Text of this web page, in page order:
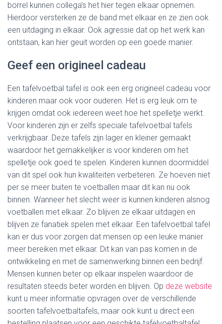
borrel kunnen collega’s het hier tegen elkaar opnemen.
Hierdoor versterken ze de band met elkaar en ze zien ook
een uitdaging in elkaar. Ook agressie dat op het werk kan
ontstaan, kan hier geuit worden op een goede manier.
Geef een origineel cadeau
Een tafelvoetbal tafel is ook een erg origineel cadeau voor
kinderen maar ook voor ouderen. Het is erg leuk om te
krijgen omdat ook iedereen weet hoe het spelletje werkt.
Voor kinderen zijn er zelfs speciale tafelvoetbal tafels
verkrijgbaar. Deze tafels zijn lager en kleiner gemaakt
waardoor het gemakkelijker is voor kinderen om het
spelletje ook goed te spelen. Kinderen kunnen doormiddel
van dit spel ook hun kwaliteiten verbeteren. Ze hoeven niet
per se meer buiten te voetballen maar dit kan nu ook
binnen. Wanneer het slecht weer is kunnen kinderen alsnog
voetballen met elkaar. Zo blijven ze elkaar uitdagen en
blijven ze fanatiek spelen met elkaar. Een tafelvoetbal tafel
kan er dus voor zorgen dat mensen op een leuke manier
meer bereiken met elkaar. Dit kan van pas komen in de
ontwikkeling en met de samenwerking binnen een bedrijf.
Mensen kunnen beter op elkaar inspelen waardoor de
resultaten steeds beter worden en blijven. Op deze website
kunt u meer informatie opvragen over de verschillende
soorten tafelvoetbaltafels, maar ook kunt u direct een